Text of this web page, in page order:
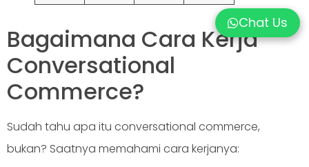
Bagaimana Cara Kerja
Conversational
Commerce?
Sudah tahu apa itu conversational commerce,
bukan? Saatnya memahami cara kerjanya:
Chat Us